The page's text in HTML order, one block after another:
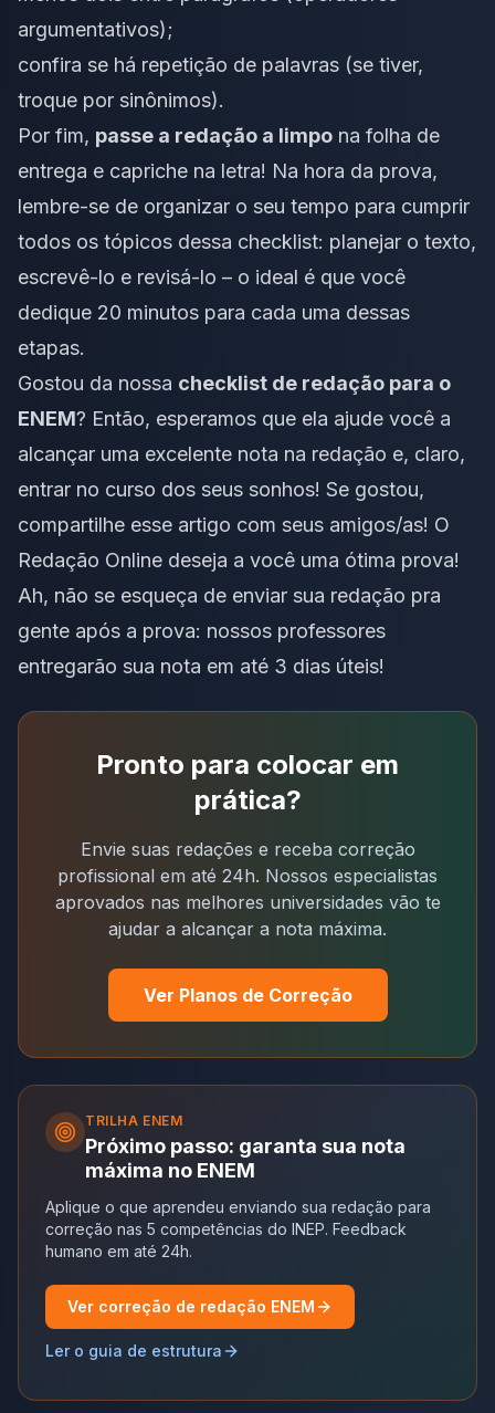
argumentativos);
confira se há repetição de palavras (se tiver,
troque por sinônimos).
Por fim, passe a redação a limpo na folha de
entrega e capriche na letra! Na hora da prova,
lembre-se de organizar o seu tempo para cumprir
todos os tópicos dessa checklist: planejar o texto,
escrevê-lo e revisá-lo – o ideal é que você
dedique 20 minutos para cada uma dessas
etapas.
Gostou da nossa checklist de redação para o
ENEM? Então, esperamos que ela ajude você a
alcançar uma excelente nota na redação e, claro,
entrar no curso dos seus sonhos! Se gostou,
compartilhe esse artigo com seus amigos/as! O
Redação Online deseja a você uma ótima prova!
Ah, não se esqueça de enviar sua redação pra
gente após a prova: nossos professores
entregarão sua nota em até 3 dias úteis!
Pronto para colocar em
prática?
Envie suas redações e receba correção
profissional em até 24h. Nossos especialistas
aprovados nas melhores universidades vão te
ajudar a alcançar a nota máxima.
Ver Planos de Correção
TRILHA ENEM
Próximo passo: garanta sua nota
máxima no ENEM
Aplique o que aprendeu enviando sua redação para
correção nas 5 competências do INEP. Feedback
humano em até 24h.
Ver correção de redação ENEM
Ler o guia de estrutura